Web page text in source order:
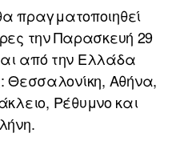
πραγματοποιηθεί
την Παρασκευή 29
από την Ελλάδα
Θεσσαλονίκη, Αθήνα,
Ρέθυμνο και